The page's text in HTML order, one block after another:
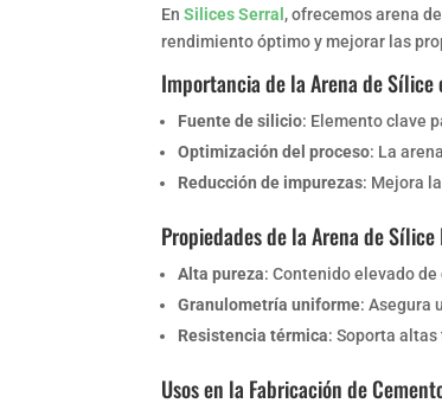
En Silices Serral , ofrecemos arena
rendimiento óptimo y mejorar las
Importancia de la Arena de Sílice
Fuente de silicio: Elemento clave
Optimización del proceso: La
Reducción de impurezas: Mejora
Propiedades de la Arena de Sílice
Alta pureza: Contenido elevado
Granulometría uniforme: Asegura
Resistencia térmica: Soporta
Usos en la Fabricación de